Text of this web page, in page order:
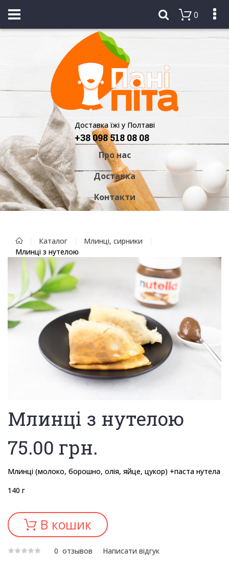
Доставка їжі у Полтаві
+38 098 518 08 08
Про нас
Доставка
Контакти
0
Каталог
Млинці, сирники
Млинці з нутелою
Млинці з нутелою
75.00 грн.
Млинці (молоко, борошно, олія, яйце, цукор) +паста нутела
140 г
В кошик
0 отзывов Написати відгук